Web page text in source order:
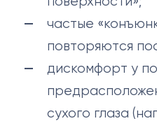
частые
повторяются
дискомфорт у
сухого глаза